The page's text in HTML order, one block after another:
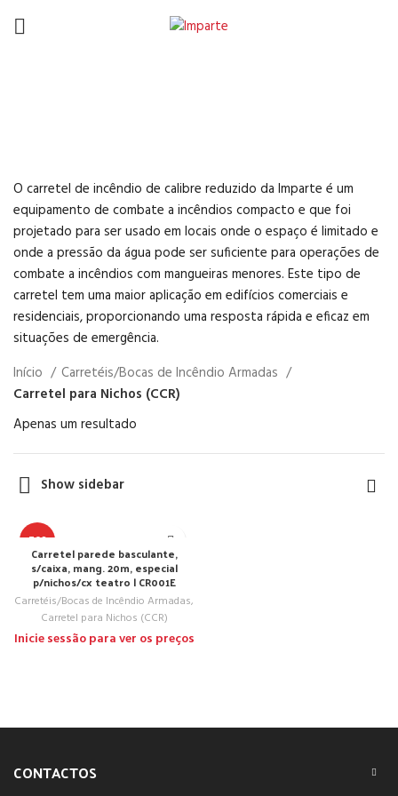
O carretel de incêndio de calibre reduzido da Imparte é um
equipamento de combate a incêndios compacto e que foi
projetado para ser usado em locais onde o espaço é limitado e
onde a pressão da água pode ser suficiente para operações de
combate a incêndios com mangueiras menores. Este tipo de
carretel tem uma maior aplicação em edifícios comerciais e
residenciais, proporcionando uma resposta rápida e eficaz em
situações de emergência.
Início
Carretéis/Bocas de Incêndio Armadas
Carretel para Nichos (CCR)
Apenas um resultado
Show sidebar
TOP
NEW
Carretel parede basculante,
s/caixa, mang. 20m, especial
p/nichos/cx teatro | CR001E
Carretéis/Bocas de Incêndio Armadas,
Carretel para Nichos (CCR)
Inicie sessão para ver os preços
CONTACTOS